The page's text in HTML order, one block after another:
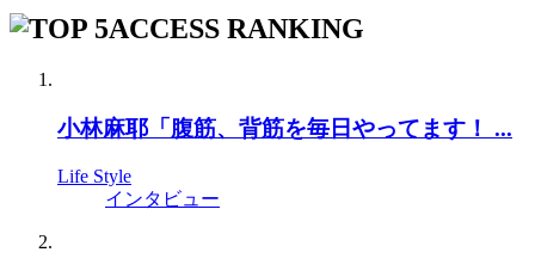
ACCESS RANKING
小林麻耶「腹筋、背筋を毎日やってます！ ...
Life Style
インタビュー